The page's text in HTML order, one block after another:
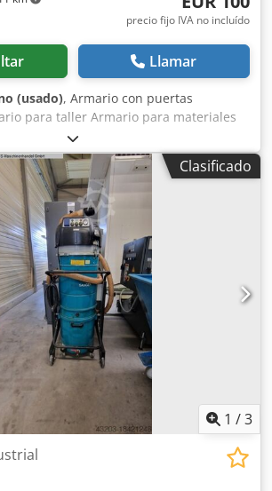
precio fijo IVA no incluído
Llamar
(usado), Armario con puertas
para taller Armario para materiales
500 mm Altura: 1950 mm
Disponibles varias unidades
Clasificado
1 /3